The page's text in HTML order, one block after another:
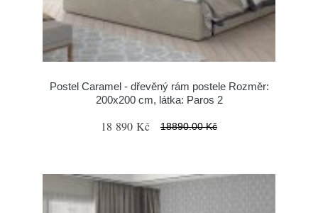
Postel Caramel - dřevěný rám postele Rozměr:
200x200 cm, látka: Paros 2
18 890 Kč 18890.00 Kč